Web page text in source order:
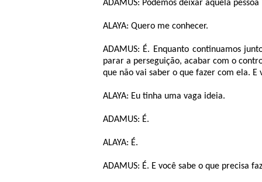
ADAMUS: Podemos deixar aquela pessoa
ALAYA: Quero me conhecer.
ADAMUS: É. Enquanto continuamos
parar a perseguição, acabar com o
que não vai saber o que fazer com ela.
ALAYA: Eu tinha uma vaga ideia.
ADAMUS: É.
ALAYA: É.
ADAMUS: É. E você sabe o que precisa